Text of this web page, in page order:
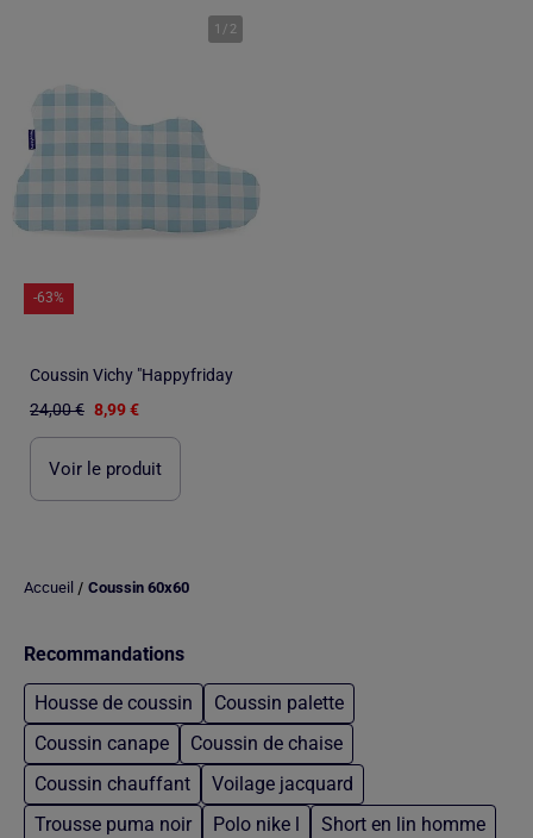
1 / 2
-63%
Coussin Vichy "Happyfriday
24,00 € 8,99 €
Voir le produit
Accueil / Coussin 60x60
Recommandations
Housse de coussin
Coussin palette
Coussin canape
Coussin de chaise
Coussin chauffant
Voilage jacquard
Trousse puma noir
Polo nike l
Short en lin homme